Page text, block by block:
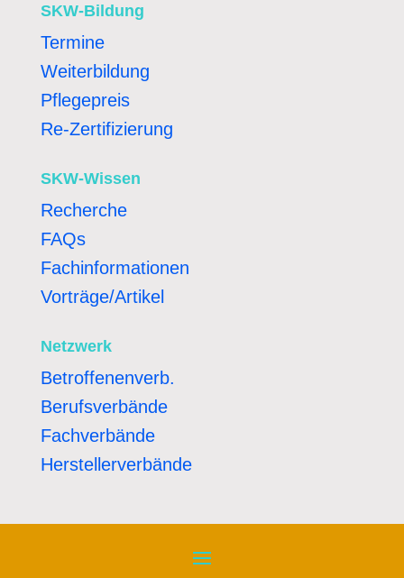
SKW-Bildung
Termine
Weiterbildung
Pflegepreis
Re-Zertifizierung
SKW-Wissen
Recherche
FAQs
Fachinformationen
Vorträge/Artikel
Netzwerk
Betroffenenverb.
Berufsverbände
Fachverbände
Herstellerverbände